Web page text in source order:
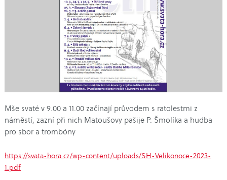
Mše svaté v 9.00 a 11.00 začínají průvodem s ratolestmi z
náměstí, zazní při nich Matoušovy pašije P. Šmolíka a hudba
pro sbor a trombóny
https://svata-hora.cz/wp-content/uploads/SH-Velikonoce-2023-
1.pdf